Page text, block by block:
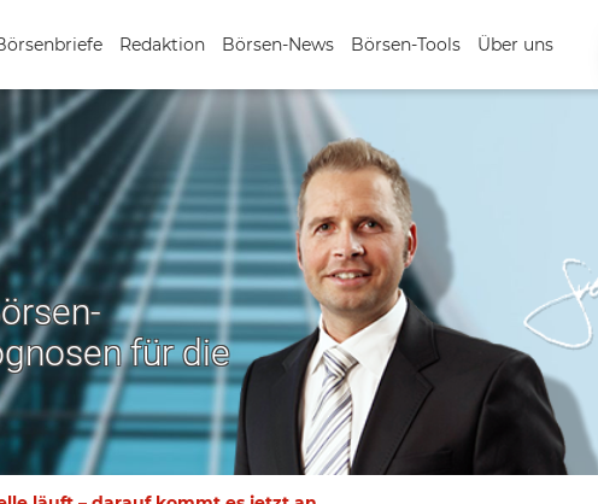
Redaktion Börsen-News Börsen-Tools Über uns
für die